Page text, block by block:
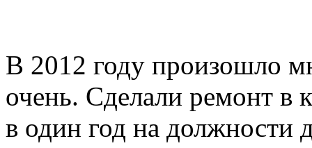
В 2012 году произошло
очень. Сделали ремонт в
в один год на должности